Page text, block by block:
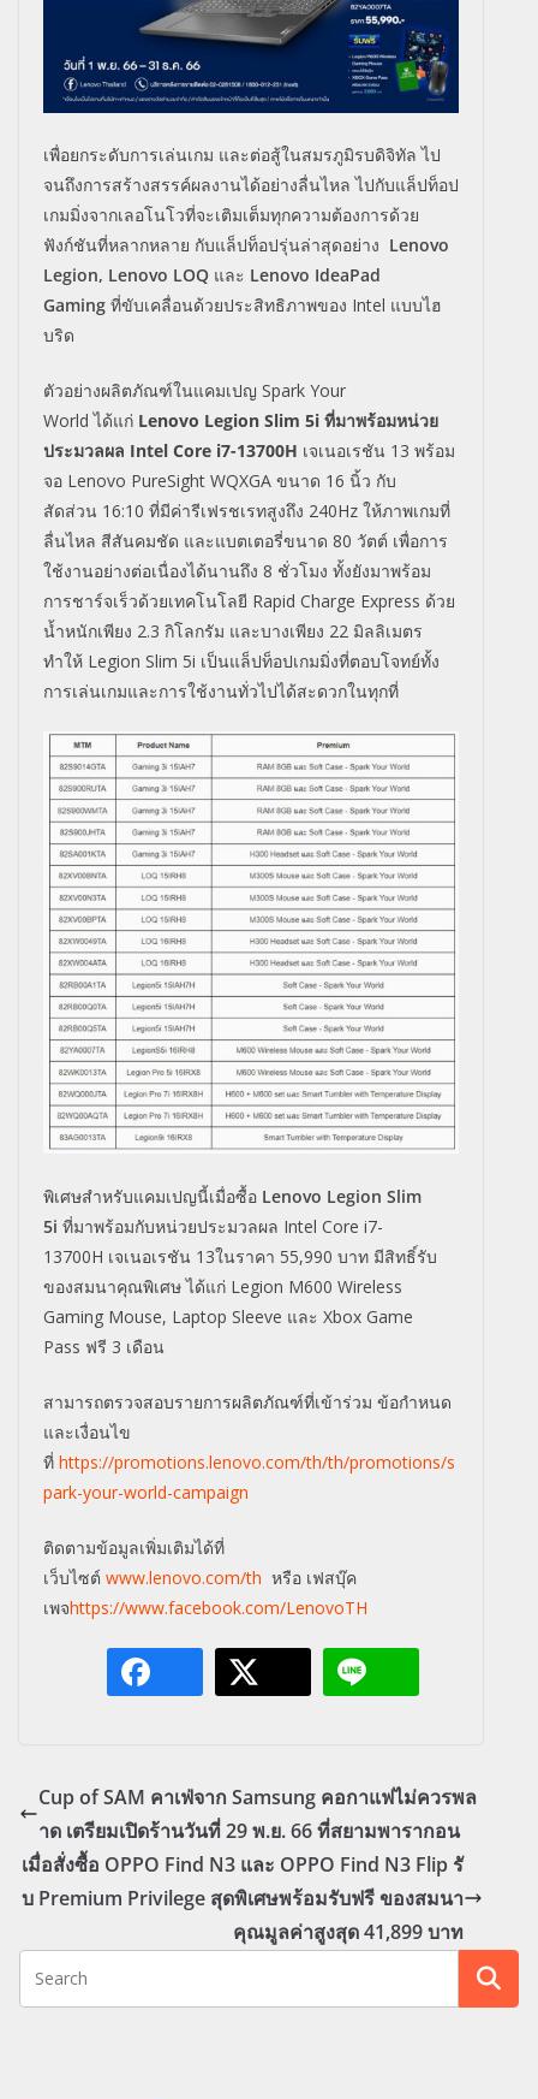
เพื่อยกระดับการเล่นเกม และต่อสู้ในสมรภูมิรบดิจิทัล ไป
จนถึงการสร้างสรรค์ผลงานได้อย่างลื่นไหล ไปกับแล็ปท็อป
เกมมิ่งจากเลอโนโวที่จะเติมเต็มทุกความต้องการด้วย
ฟังก์ชันที่หลากหลาย กับแล็ปท็อปรุ่นล่าสุดอย่าง Lenovo
Legion, Lenovo LOQ และ Lenovo IdeaPad
Gaming ที่ขับเคลื่อนด้วยประสิทธิภาพของ Intel แบบไฮ
บริด
ตัวอย่างผลิตภัณฑ์ในแคมเปญ Spark Your
Worldได้แก่ Lenovo Legion Slim 5i ที่มาพร้อมหน่วย
ประมวลผล Intel Core i7-13700H เจเนอเรชัน 13 พร้อม
จอ Lenovo PureSight WQXGA ขนาด 16 นิ้ว กับ
สัดส่วน 16:10 ที่มีค่ารีเฟรชเรทสูงถึง 240Hz ให้ภาพเกมที่
ลื่นไหล สีสันคมชัด และแบตเตอรี่ขนาด 80 วัตต์ เพื่อการ
ใช้งานอย่างต่อเนื่องได้นานถึง 8 ชั่วโมง ทั้งยังมาพร้อม
การชาร์จเร็วด้วยเทคโนโลยี Rapid Charge Express ด้วย
น้ำหนักเพียง 2.3 กิโลกรัม และบางเพียง 22 มิลลิเมตร
ทำให้ Legion Slim 5i เป็นแล็ปท็อปเกมมิ่งที่ตอบโจทย์ทั้ง
การเล่นเกมและการใช้งานทั่วไปได้สะดวกในทุกที่
พิเศษสำหรับแคมเปญนี้เมื่อซื้อ Lenovo Legion Slim
5i ที่มาพร้อมกับหน่วยประมวลผล Intel Core i7-
13700H เจเนอเรชัน 13ในราคา 55,990 บาท มีสิทธิ์รับ
ของสมนาคุณพิเศษ ได้แก่ Legion M600 Wireless
Gaming Mouse, Laptop Sleeve และ Xbox Game
Pass ฟรี 3 เดือน
สามารถตรวจสอบรายการผลิตภัณฑ์ที่เข้าร่วม ข้อกำหนด
และเงื่อนไข
ที่ https://promotions.lenovo.com/th/th/promotions/s
park-your-world-campaign
ติดตามข้อมูลเพิ่มเติมได้ที่
เว็บไซต์ www.lenovo.com/th หรือ เฟสบุ๊ค
เพจhttps://www.facebook.com/LenovoTH
Cup of SAM คาเฟ่จาก Samsung คอกาแฟไม่ควรพล
าด เตรียมเปิดร้านวันที่ 29 พ.ย. 66 ที่สยามพารากอน
เมื่อสั่งซื้อ OPPO Find N3 และ OPPO Find N3 Flip รั
บ Premium Privilege สุดพิเศษพร้อมรับฟรี ของสมนา
คุณมูลค่าสูงสุด 41,899 บาท